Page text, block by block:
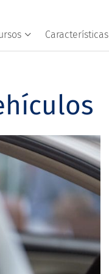
Características